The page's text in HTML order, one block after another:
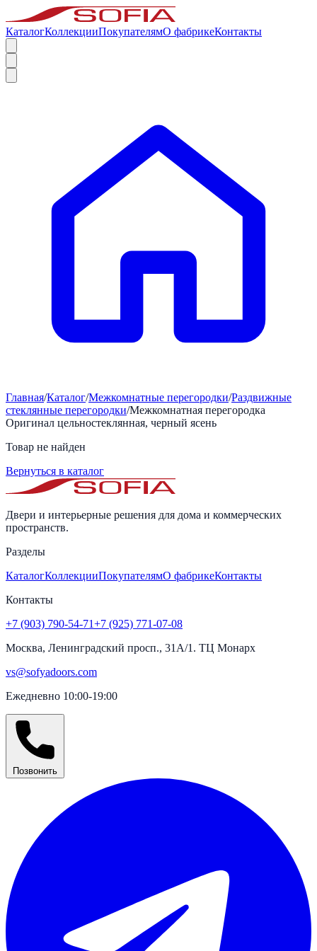
КаталогКоллекцииПокупателямО фабрикеКонтакты
Главная/Каталог/Межкомнатные перегородки/Раздвижные
стеклянные перегородки/Межкомнатная перегородка
Оригинал цельностеклянная, черный ясень
Товар не найден
Вернуться в каталог
Двери и интерьерные решения для дома и коммерческих
пространств.
Разделы
КаталогКоллекцииПокупателямО фабрикеКонтакты
Контакты
+7 (903) 790-54-71+7 (925) 771-07-08
Москва, Ленинградский просп., 31А/1. ТЦ Монарх
vs@sofyadoors.com
Ежедневно 10:00-19:00
Позвонить